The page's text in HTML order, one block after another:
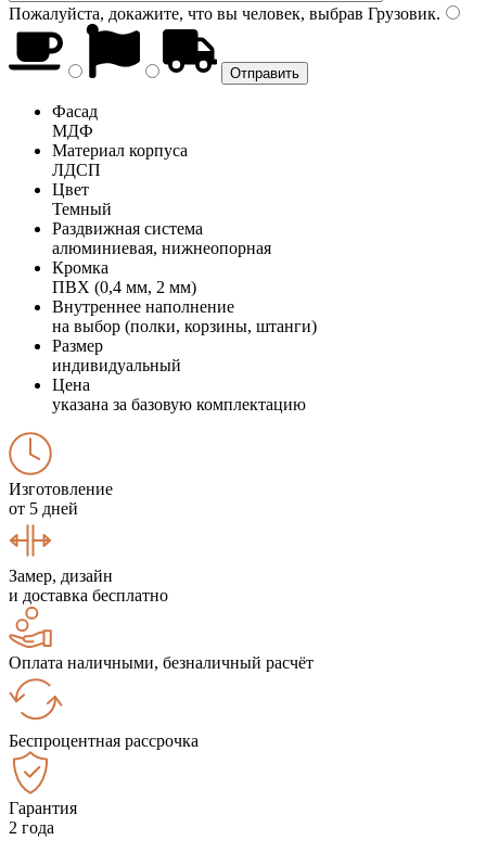
Пожалуйста, докажите, что вы человек, выбрав Грузовик.
Фасад
МДФ
Материал корпуса
ЛДСП
Цвет
Темный
Раздвижная система
алюминиевая, нижнеопорная
Кромка
ПВХ (0,4 мм, 2 мм)
Внутреннее наполнение
на выбор (полки, корзины, штанги)
Размер
индивидуальный
Цена
указана за базовую комплектацию
Изготовление
от 5 дней
Замер, дизайн
и доставка бесплатно
Оплата наличными, безналичный расчёт
Беспроцентная рассрочка
Гарантия
2 года